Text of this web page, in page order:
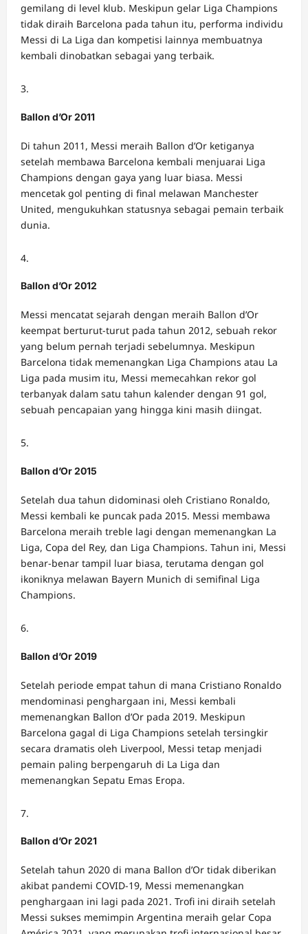
gemilang di level klub. Meskipun gelar Liga Champions
tidak diraih Barcelona pada tahun itu, performa individu
Messi di La Liga dan kompetisi lainnya membuatnya
kembali dinobatkan sebagai yang terbaik.
Ballon d’Or 2011
Di tahun 2011, Messi meraih Ballon d’Or ketiganya
setelah membawa Barcelona kembali menjuarai Liga
Champions dengan gaya yang luar biasa. Messi
mencetak gol penting di final melawan Manchester
United, mengukuhkan statusnya sebagai pemain terbaik
dunia.
Ballon d’Or 2012
Messi mencatat sejarah dengan meraih Ballon d’Or
keempat berturut-turut pada tahun 2012, sebuah rekor
yang belum pernah terjadi sebelumnya. Meskipun
Barcelona tidak memenangkan Liga Champions atau La
Liga pada musim itu, Messi memecahkan rekor gol
terbanyak dalam satu tahun kalender dengan 91 gol,
sebuah pencapaian yang hingga kini masih diingat.
Ballon d’Or 2015
Setelah dua tahun didominasi oleh Cristiano Ronaldo,
Messi kembali ke puncak pada 2015. Messi membawa
Barcelona meraih treble lagi dengan memenangkan La
Liga, Copa del Rey, dan Liga Champions. Tahun ini, Messi
benar-benar tampil luar biasa, terutama dengan gol
ikoniknya melawan Bayern Munich di semifinal Liga
Champions.
Ballon d’Or 2019
Setelah periode empat tahun di mana Cristiano Ronaldo
mendominasi penghargaan ini, Messi kembali
memenangkan Ballon d’Or pada 2019. Meskipun
Barcelona gagal di Liga Champions setelah tersingkir
secara dramatis oleh Liverpool, Messi tetap menjadi
pemain paling berpengaruh di La Liga dan
memenangkan Sepatu Emas Eropa.
Ballon d’Or 2021
Setelah tahun 2020 di mana Ballon d’Or tidak diberikan
akibat pandemi COVID-19, Messi memenangkan
penghargaan ini lagi pada 2021. Trofi ini diraih setelah
Messi sukses memimpin Argentina meraih gelar Copa